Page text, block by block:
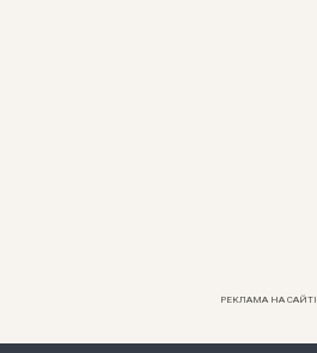
РЕКЛАМА НА САЙТІ